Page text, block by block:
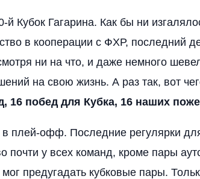
й Кубок Гагарина. Как бы ни
в кооперации с ФХР, последний
ни на что, и даже немного
на свою жизнь. А раз так, вот
16 побед для Кубка, 16 наших
в плей-офф. Последние регулярки
почти у всех команд, кроме пары
предугадать кубковые пары.